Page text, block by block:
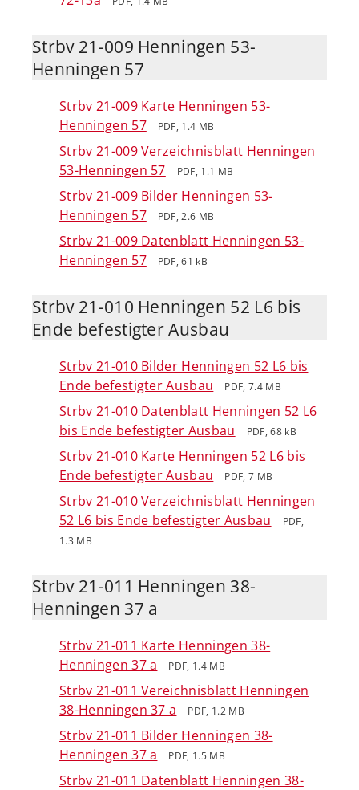
Strbv 21-009 Henningen 53-
Henningen 57
Strbv 21-009 Karte Henningen 53-
Henningen 57
PDF, 1.4 MB
Strbv 21-009 Verzeichnisblatt Henningen
53-Henningen 57
PDF, 1.1 MB
Strbv 21-009 Bilder Henningen 53-
Henningen 57
PDF, 2.6 MB
Strbv 21-009 Datenblatt Henningen 53-
Henningen 57
PDF, 61 kB
Strbv 21-010 Henningen 52 L6 bis
Ende befestigter Ausbau
Strbv 21-010 Bilder Henningen 52 L6 bis
Ende befestigter Ausbau
PDF, 7.4 MB
Strbv 21-010 Datenblatt Henningen 52 L6
bis Ende befestigter Ausbau
PDF, 68 kB
Strbv 21-010 Karte Henningen 52 L6 bis
Ende befestigter Ausbau
PDF, 7 MB
Strbv 21-010 Verzeichnisblatt Henningen
52 L6 bis Ende befestigter Ausbau
PDF,
1.3 MB
Strbv 21-011 Henningen 38-
Henningen 37 a
Strbv 21-011 Karte Henningen 38-
Henningen 37 a
PDF, 1.4 MB
Strbv 21-011 Vereichnisblatt Henningen
38-Henningen 37 a
PDF, 1.2 MB
Strbv 21-011 Bilder Henningen 38-
Henningen 37 a
PDF, 1.5 MB
Strbv 21-011 Datenblatt Henningen 38-